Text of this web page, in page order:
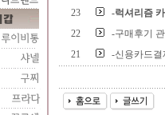
23
-럭셔리즘
22
-구매후기
21
-신용카드